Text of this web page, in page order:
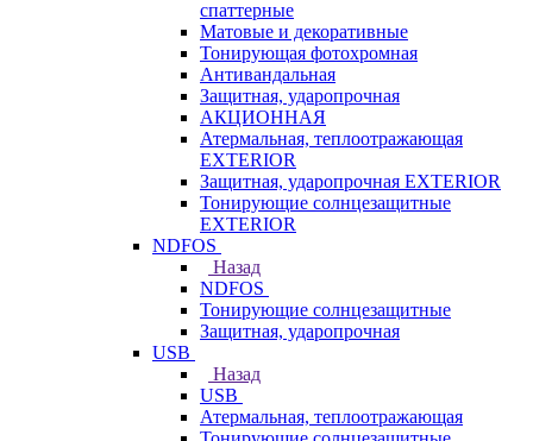
спаттерные
Матовые и декоративные
Тонирующая фотохромная
Антивандальная
Защитная, ударопрочная
АКЦИОННАЯ
Атермальная, теплоотражающая
EXTERIOR
Защитная, ударопрочная EXTERIOR
Тонирующие солнцезащитные
EXTERIOR
NDFOS
Назад
NDFOS
Тонирующие солнцезащитные
Защитная, ударопрочная
USB
Назад
USB
Атермальная, теплоотражающая